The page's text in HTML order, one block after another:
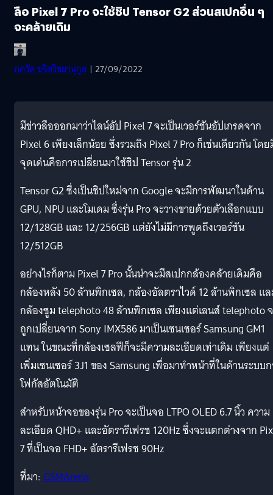
ลือ Pixel 7 Pro จะใช้ชิป Tensor G2 ส่วนสเปกอื่น ๆ
จะคล้ายเดิม
ภควัต ขจิตวิชยานุกูล | 27/09/2022
มีข่าวลือออกมาว่าไลน์อัป Pixel 7 จะเป็นเวอร์ชันอัปเกรดจาก
Pixel 6 เพียงเล็กน้อย ซึ่งรวมถึง Pixel 7 Pro ก็เช่นเดียวกัน โด
จุดเด่นคือการเปลี่ยนมาใช้ชิป Tensor รุ่น 2
Tensor G2 ซึ่งเป็นชิปใหม่จาก Google จะมีการพัฒนาในด้าน
GPU, NPU และโมเดม ซึ่งรุ่น Pro จะวางขายด้วยตัวเลือกแบบ
12/128GB และ 12/256GB แต่ยังไม่มีการพูดถึงเวอร์ชัน
12/512GB
อย่างไรก็ตาม Pixel 7 Pro นั้นน่าจะมีสเปกกล้องคล้ายเดิมคือ
กล้องหลัง 50 ล้านพิกเซล, กล้องอัลตราไวด์ 12 ล้านพิกเซล แ
กล้องซูม telephoto 48 ล้านพิกเซล เพียงแต่เลนส์ telephoto
ถูกเปลี่ยนจาก Sony IMX586 มาเป็นเซนเซอร์ Samsung GM1
แทน ในขณะที่กล้องเซลฟีก็จะมีความละเอียดเท่าเดิม เพียงแต่
เพิ่มเซนเซอร์ 3J1 ของ Samsung เพื่อมาทำหน้าที่ในด้านระบบ
โฟกัสอัตโนมัติ
สำหรับหน้าจอของรุ่น Pro จะเป็นจอ LTPO OLED 6.7 นิ้ว ความ
ละเอียด QHD+ และอัตรารีเฟรช 120Hz ซึ่งจะแตกต่างจาก
7 ที่เป็นจอ FHD+ อัตรารีเฟรช 90Hz
ที่มา: GSMArena